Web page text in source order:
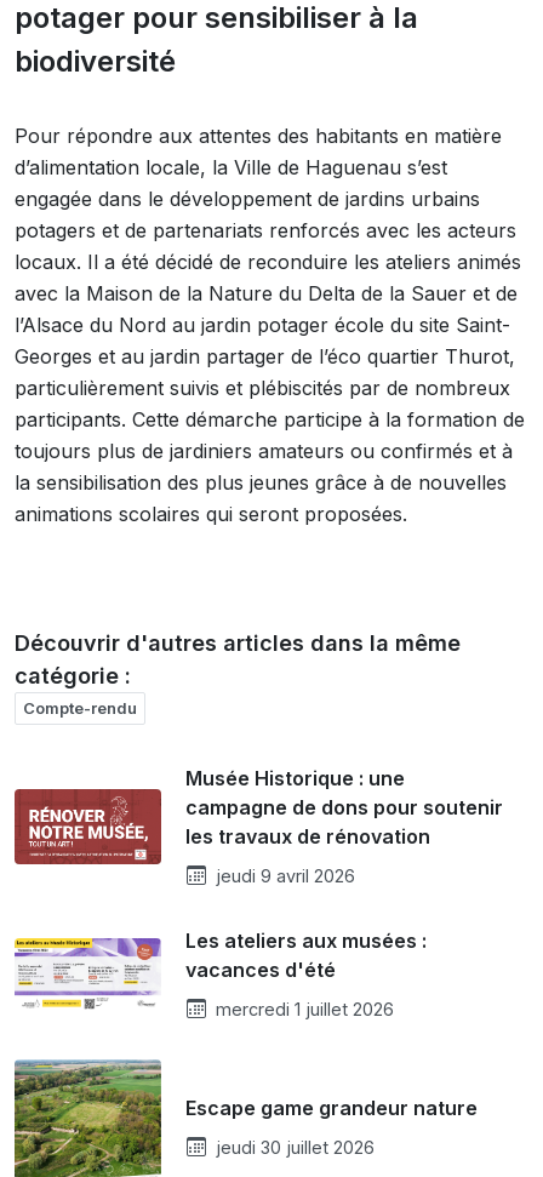
potager pour sensibiliser à la
biodiversité
Pour répondre aux attentes des habitants en matière
d’alimentation locale, la Ville de Haguenau s’est
engagée dans le développement de jardins urbains
potagers et de partenariats renforcés avec les acteurs
locaux. Il a été décidé de reconduire les ateliers animés
avec la Maison de la Nature du Delta de la Sauer et de
l’Alsace du Nord au jardin potager école du site Saint-
Georges et au jardin partager de l’éco quartier Thurot,
particulièrement suivis et plébiscités par de nombreux
participants. Cette démarche participe à la formation de
toujours plus de jardiniers amateurs ou confirmés et à
la sensibilisation des plus jeunes grâce à de nouvelles
animations scolaires qui seront proposées.
Découvrir d'autres articles dans la même
catégorie :
Compte-rendu
Musée Historique : une
campagne de dons pour soutenir
les travaux de rénovation
jeudi 9 avril 2026
Les ateliers aux musées :
vacances d'été
mercredi 1 juillet 2026
Escape game grandeur nature
jeudi 30 juillet 2026